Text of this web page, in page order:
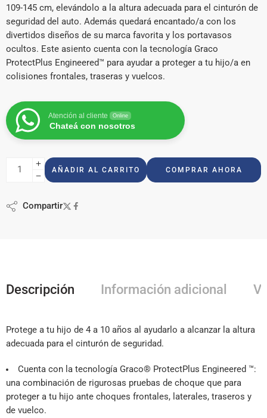
109-145 cm, elevándolo a la altura adecuada para el cinturón de
seguridad del auto. Además quedará encantado/a con los
divertidos diseños de su marca favorita y los portavasos
ocultos. Este asiento cuenta con la tecnología Graco
ProtectPlus Engineered™ para ayudar a proteger a tu hijo/a en
colisiones frontales, traseras y vuelcos.
Atención al cliente Online
Chateá con nosotros
AÑADIR AL CARRITO COMPRAR AHORA
Compartir
Descripción Información adicional
Protege a tu hijo de 4 a 10 años al ayudarlo a alcanzar la altura
adecuada para el cinturón de seguridad.
Cuenta con la tecnología Graco® ProtectPlus Engineered ™:
una combinación de rigurosas pruebas de choque que para
proteger a tu hijo ante choques frontales, laterales, traseros y
de vuelco.